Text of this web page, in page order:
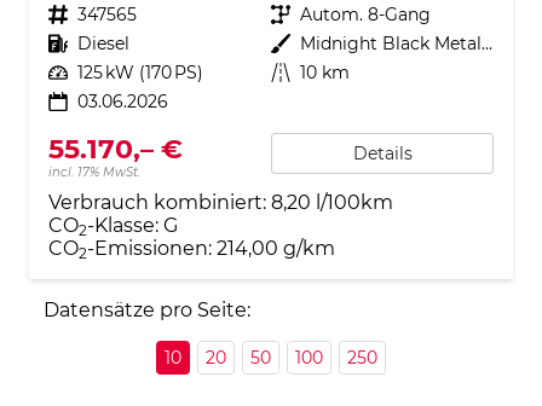
Fahrzeugnr. 347565 Getriebe Autom. 8-Gang
Kraftstoff Diesel Außenfarbe
Midnight Black Metallic
Leistung 125 kW (170 PS) Kilometerstand 10 km
03.06.2026
55.170,– €
incl. 17% MwSt.
Details
Verbrauch kombiniert: 8,20 l/100km
CO2-Klasse: G
CO2-Emissionen: 214,00 g/km
Datensätze pro Seite:
10 20 50 100 250